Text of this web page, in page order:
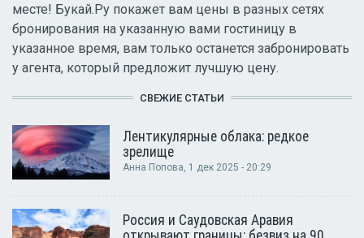
месте! Букай.Ру покажет вам цены в разных сетях
бронирования на указанную вами гостиницу в
указанное время, вам только останется забронировать
у агента, который предложит лучшую цену.
СВЕЖИЕ СТАТЬИ
Лентикулярные облака: редкое
зрелище
Анна Попова , 1 дек 2025 - 20:29
Россия и Саудовская Аравия